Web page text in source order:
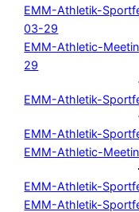
EMM-Athletik-
03-29
EMM-Athletic-
29
EMM-Athletik-
EMM-Athletik-
EMM-Athletic-
EMM-Athletik-
EMM-Athletik-